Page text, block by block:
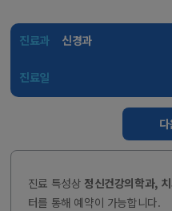
진료과 신경과
진료일
진료 특성상 정신건강의학과,
터를 통해 예약이 가능합니다.